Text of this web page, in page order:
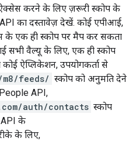
ऐक्सेस करने के लिए ज़रूरी स्कोप के
का दस्तावेज़ देखें. कोई एपीआई,
के एक ही स्कोप पर मैप कर सकता
सभी वैल्यू के लिए, एक ही स्कोप
कोई ऐप्लिकेशन, उपयोगकर्ता से
feeds/ स्कोप को अनुमति देने
API,
auth/contacts स्कोप
API के
के लिए,